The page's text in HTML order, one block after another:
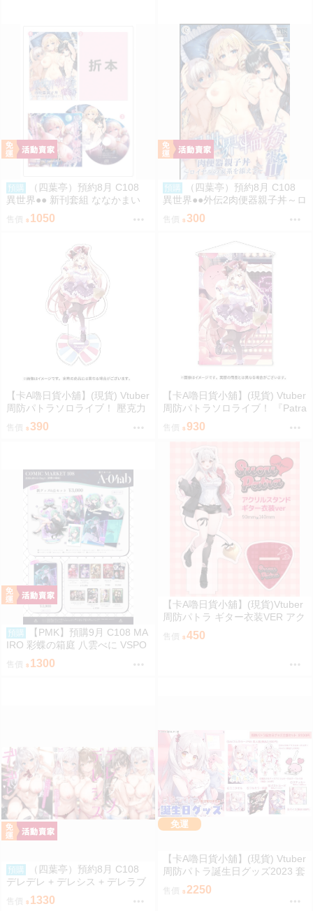
預購
（四葉亭）預約8月 C108
異世界●● 新刊套組 ななかまい
售價 1050
預購
（四葉亭）預約8月 C108
異世界●●外伝2肉便器親子丼～ロ
イヤルの家系を添えて～ ななか
まい
售價 300
【卡A嚕日貨小舖】(現貨) Vtuber
周防パトラソロライブ！ 壓克力
售價 390
【卡A嚕日貨小舖】(現貨) Vtuber
周防パトラソロライブ！ 『Patra
Suou Sololive kawaii holic shibu
ya”』 B2掛軸
售價 930
預購
【PMK】預購9月 C108 MA
IRO 彩蝶の箱庭 八雲べに VSPO
售價 1300
【卡A嚕日貨小舖】(現貨)Vtuber
周防パトラ ギター衣装VER アク
リルスタンド 壓克力立牌
售價 450
預購
（四葉亭）預約8月 C108
デレデレ + デレシス + デレラブ
3冊套組 附資料夾 Yan-Yam
1330
免運
【卡A嚕日貨小舖】(現貨) Vtuber
周防パトラ誕生日グッズ2023 套
售價 2250